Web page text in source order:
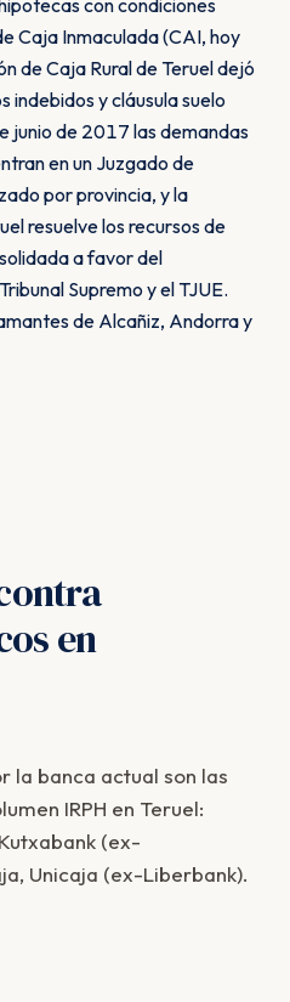
Caja Inmaculada (CAI, hoy
de Caja Rural de Teruel dejó
indebidos y cláusula suelo
junio de 2017 las demandas
en un Juzgado de
por provincia, y la
resuelve los recursos de
a favor del
Supremo y el TJUE.
de Alcañiz, Andorra y
en
la banca actual son las
IRPH en Teruel:
(ex-
Unicaja (ex-Liberbank).